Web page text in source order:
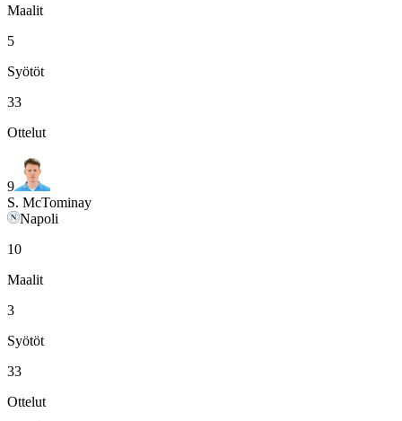
Maalit
5
Syötöt
33
Ottelut
9
S. McTominay
Napoli
10
Maalit
3
Syötöt
33
Ottelut